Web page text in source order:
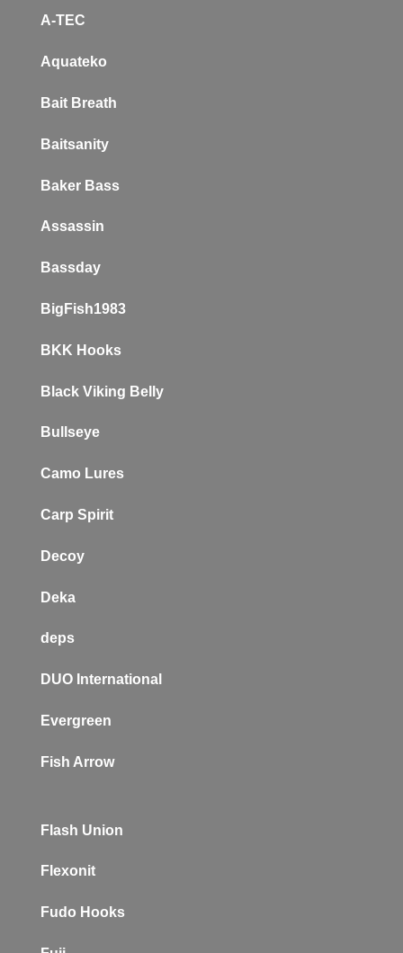
A-TEC
Aquateko
Bait Breath
Baitsanity
Baker Bass
Assassin
Bassday
BigFish1983
BKK Hooks
Black Viking Belly
Bullseye
Camo Lures
Carp Spirit
Decoy
Deka
deps
DUO International
Evergreen
Fish Arrow
Flash Union
Flexonit
Fudo Hooks